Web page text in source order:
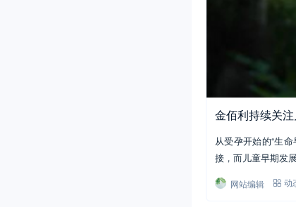
金佰利持续关
从受孕开始的“生
接，而儿童早期发
网站编辑 动